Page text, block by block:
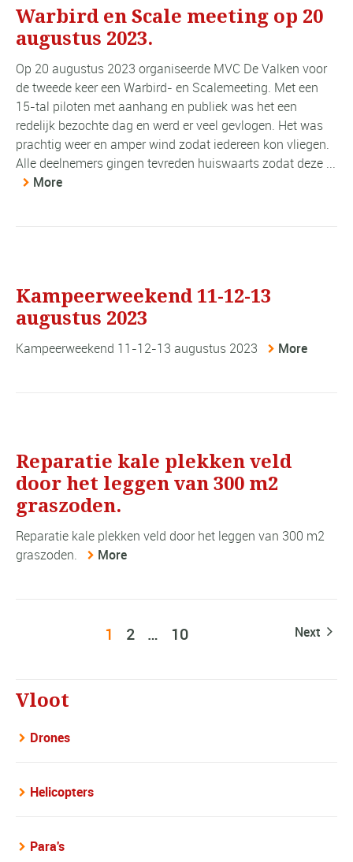
Warbird en Scale meeting op 20
augustus 2023.
Op 20 augustus 2023 organiseerde MVC De Valken voor
de tweede keer een Warbird- en Scalemeeting. Met een
15-tal piloten met aanhang en publiek was het een
redelijk bezochte dag en werd er veel gevlogen. Het was
prachtig weer en amper wind zodat iedereen kon vliegen.
Alle deelnemers gingen tevreden huiswaarts zodat deze ...
More
Kampeerweekend 11-12-13
augustus 2023
Kampeerweekend 11-12-13 augustus 2023 More
Reparatie kale plekken veld
door het leggen van 300 m2
graszoden.
Reparatie kale plekken veld door het leggen van 300 m2
graszoden.
More
1 2 … 10 Next
Vloot
Drones
Helicopters
Para's